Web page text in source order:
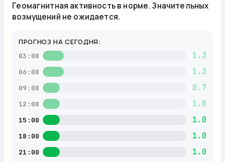
Геомагнитная активность в норме. Значительных
возмущений не ожидается.
ПРОГНОЗ НА СЕГОДНЯ:
03:00 1.3
06:00 1.3
09:00 0.7
12:00 1.0
15:00 1.0
18:00 1.0
21:00 1.0